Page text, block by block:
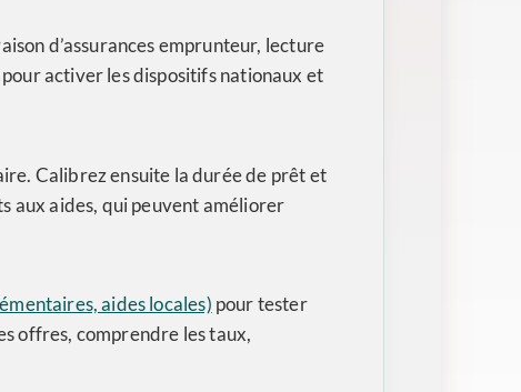
d’assurances emprunteur, lecture
activer les dispositifs nationaux et
Calibrez ensuite la durée de prêt et
aux aides, qui peuvent améliorer
aides locales) pour tester
offres, comprendre les taux,